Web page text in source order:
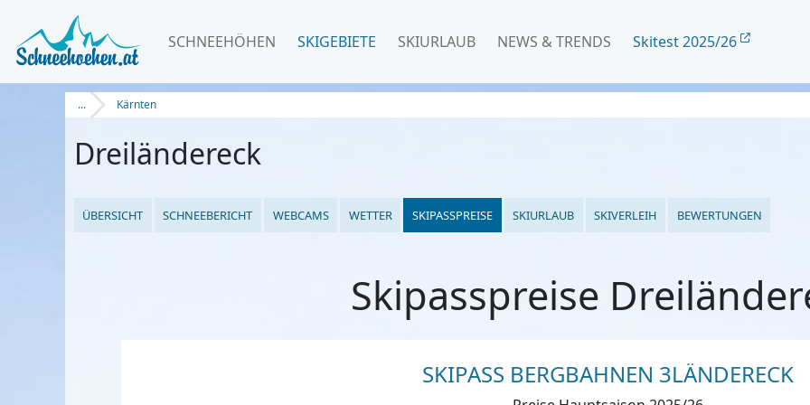
SCHNEEHÖHEN SKIGEBIETE SKIURLAUB NEWS & TRENDS Skitest 2025/26
... Kärnten
Dreiländereck
ÜBERSICHT SCHNEEBERICHT WEBCAMS WETTER SKIPASSPREISE SKIURLAUB SKIVERLEIH BEWERTUNGEN
Skipasspreise
SKIPASS BERGBAHNEN 3LÄNDERECK